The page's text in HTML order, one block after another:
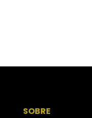
SOBRE